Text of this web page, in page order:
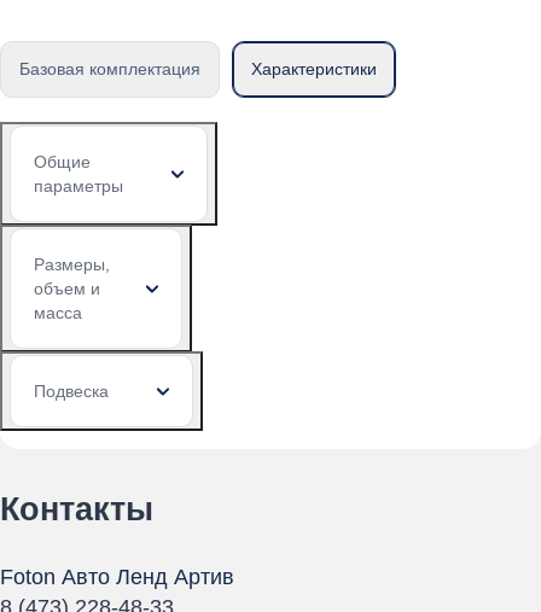
Базовая комплектация Характеристики
Общие
параметры
Размеры,
объем и
масса
Подвеска
Контакты
Foton Авто Ленд Артив
8 (473) 228-48-33